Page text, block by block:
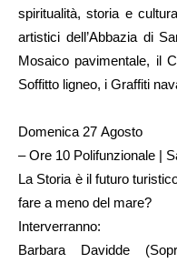
spiritualità, storia e
artistici dell’Abbazia di
Mosaico pavimentale, il
Soffitto ligneo, i Graffiti
Domenica 27 Agosto
– Ore 10 Polifunzionale |
La Storia è il futuro
fare a meno del mare?
Interverranno:
Barbara Davidde